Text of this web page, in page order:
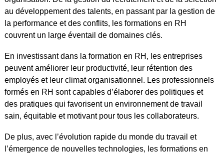
au développement des talents, en passant par la gestion de
la performance et des conflits, les formations en RH
couvrent un large éventail de domaines clés.
En investissant dans la formation en RH, les entreprises
peuvent améliorer leur productivité, leur rétention des
employés et leur climat organisationnel. Les professionnels
formés en RH sont capables d’élaborer des politiques et
des pratiques qui favorisent un environnement de travail
sain, équitable et motivant pour tous les collaborateurs.
De plus, avec l’évolution rapide du monde du travail et
l’émergence de nouvelles technologies, les formations en